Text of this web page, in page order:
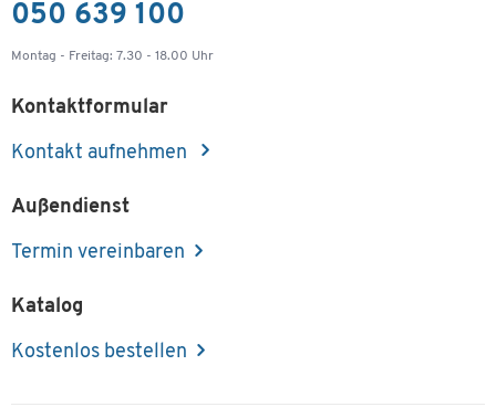
050 639 100
Montag - Freitag: 7.30 - 18.00 Uhr
Kontaktformular
Kontakt aufnehmen
Außendienst
Termin vereinbaren
Katalog
Kostenlos bestellen